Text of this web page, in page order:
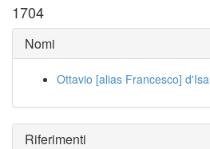
1704
Nomi
Ottavio [alias Francesco] d'Isa
Riferimenti